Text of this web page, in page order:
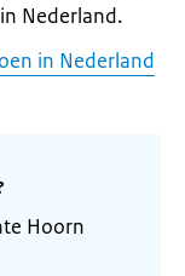
Nederland.
in Nederland
Hoorn